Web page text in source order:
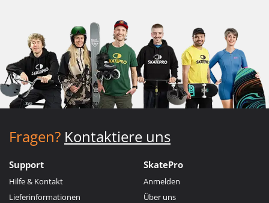
Fragen? Kontaktiere uns
Support
Hilfe & Kontakt
Lieferinformationen
SkatePro
Anmelden
Über uns